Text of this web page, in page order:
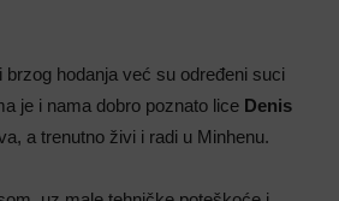
brzog hodanja već su određeni suci
je i nama dobro poznato lice Denis
a trenutno živi i radi u Minhenu.